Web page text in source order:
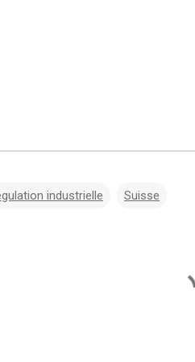
industrielle Suisse